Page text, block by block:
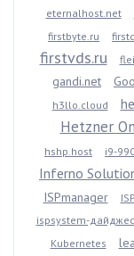
eternalhost.net
firstbyte.ru
firstvds.ru
gandi.net
h3llo.cloud
Hetzner
hshp.host
i9-
Inferno
ISPmanager
ispsystem-
Kubernetes